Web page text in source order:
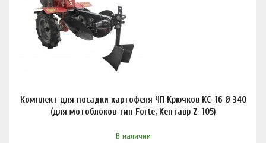
Комплект для посадки картофеля ЧП Крючков КС-16 Ø 340
(для мотоблоков тип Forte, Кентавр Z-105)
В наличии